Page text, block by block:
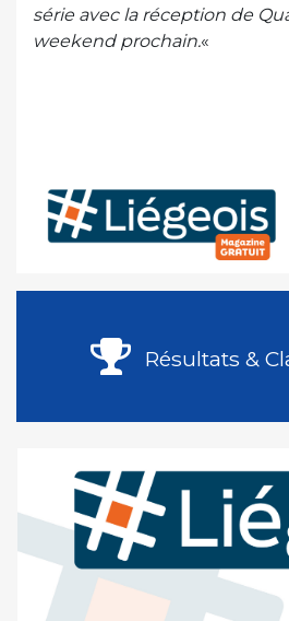
série avec la réception de
weekend prochain.«
Résultats &